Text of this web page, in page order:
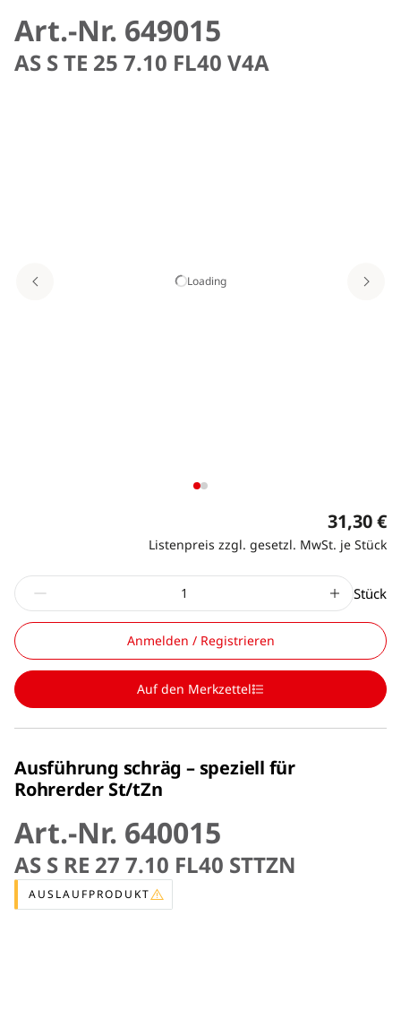
Art.-Nr. 649015
AS S TE 25 7.10 FL40 V4A
Loading
31,30 €
Listenpreis zzgl. gesetzl. MwSt. je Stück
Stück
Anmelden / Registrieren
Auf den Merkzettel
Ausführung schräg – speziell für
Rohrerder St/tZn
Art.-Nr. 640015
AS S RE 27 7.10 FL40 STTZN
AUSLAUFPRODUKT